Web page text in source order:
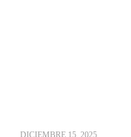
DICIEMBRE 15, 2025